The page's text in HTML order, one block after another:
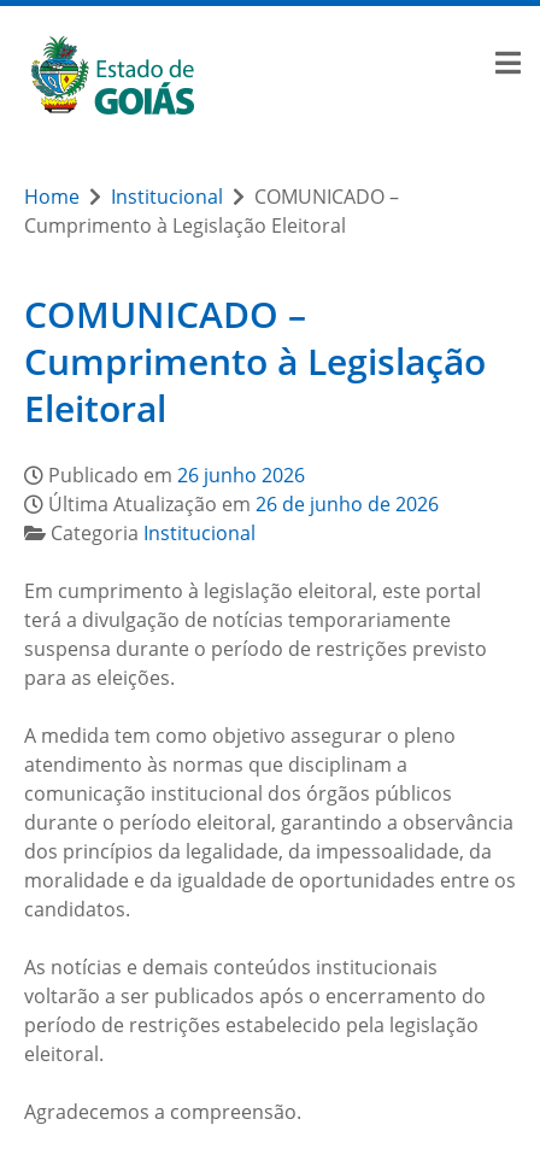
Home Institucional
COMUNICADO –
Cumprimento à Legislação Eleitoral
COMUNICADO –
Cumprimento à Legislação
Eleitoral
Publicado em 26 junho 2026
Última Atualização em 26 de junho de 2026
Categoria Institucional
Em cumprimento à legislação eleitoral, este portal
terá a divulgação de notícias temporariamente
suspensa durante o período de restrições previsto
para as eleições.
A medida tem como objetivo assegurar o pleno
atendimento às normas que disciplinam a
comunicação institucional dos órgãos públicos
durante o período eleitoral, garantindo a observância
dos princípios da legalidade, da impessoalidade, da
moralidade e da igualdade de oportunidades entre os
candidatos.
As notícias e demais conteúdos institucionais
voltarão a ser publicados após o encerramento do
período de restrições estabelecido pela legislação
eleitoral.
Agradecemos a compreensão.